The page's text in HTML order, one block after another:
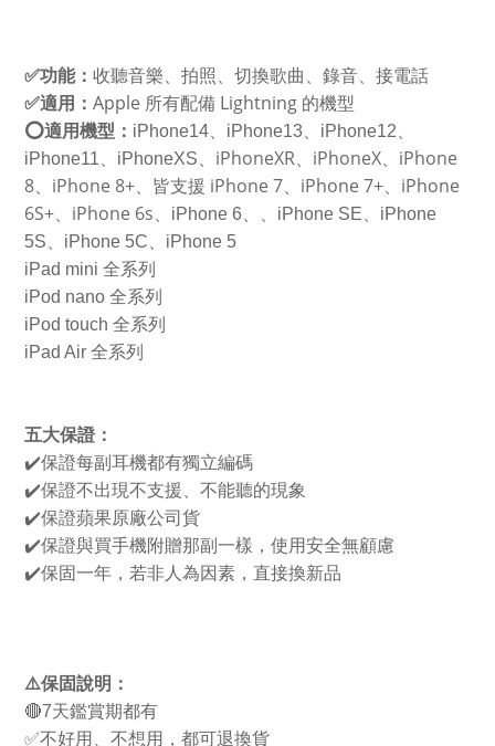
✅功能： 收聽音樂、拍照、切換歌曲、錄音、接電話
✅適用： Apple 所有配備 Lightning 的機型
⭕適用機型： iPhone14 iPhone13 iPhone12
iPhone11
iPhoneXS iPhoneXR iPhoneX
iPhone
8
iPhone 8+ 、皆支援 iPhone 7 iPhone 7+
iPhone
6S+
iPhone 6s iPhone 6 iPhone SE
iPhone
5S
iPhone 5C
iPhone 5
iPad mini 全系列
iPod nano 全系列
iPod touch 全系列
iPad Air 全系列
五大保證：
✔保證每副耳機都有獨立編碼
✔保證不出現不支援、不能聽的現象
✔保證蘋果原廠公司貨
✔保證與買手機附贈那副一樣，使用安全無顧慮
✔保固一年，若非人為因素，直接換新品
⚠保固說明：
🔴7天鑑賞期都有
✅不好用、不想用，都可退換貨